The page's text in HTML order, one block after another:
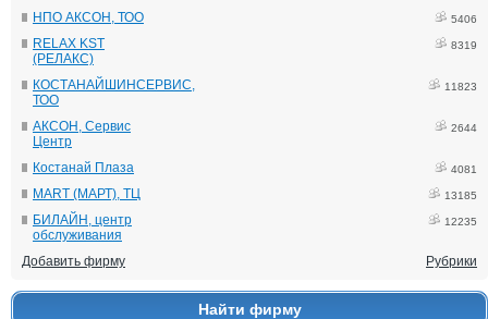
НПО АКСОН, ТОО 5406
RELAX KST
(РЕЛАКС)
8319
КОСТАНАЙШИНСЕРВИС,
ТОО
11823
АКСОН, Сервис
Центр
2644
Костанай Плаза 4081
MART (МАРТ), ТЦ 13185
БИЛАЙН, центр
обслуживания
12235
Добавить фирму Рубрики
Найти фирму